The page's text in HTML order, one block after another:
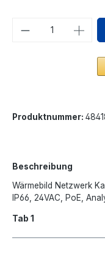
Produkt
Produktnummer:
Beschreibung
Wärmebild Netzwerk
IP66, 24VAC, PoE,
Tab 1